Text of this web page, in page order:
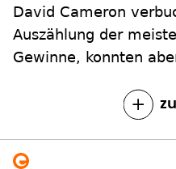
David Cameron
Auszählung der
Gewinne, konnten